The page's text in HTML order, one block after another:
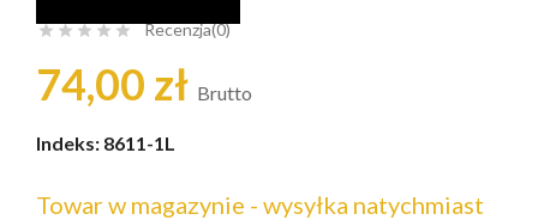
     Recenzja(0)
74,00 zł Brutto
Indeks: 8611-1L
Towar w magazynie - wysyłka natychmiast